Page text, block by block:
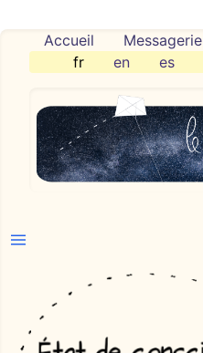
Accueil Messagerie
fr
en es